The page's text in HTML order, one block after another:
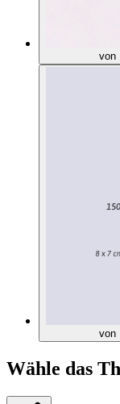
von
von
Wähle das